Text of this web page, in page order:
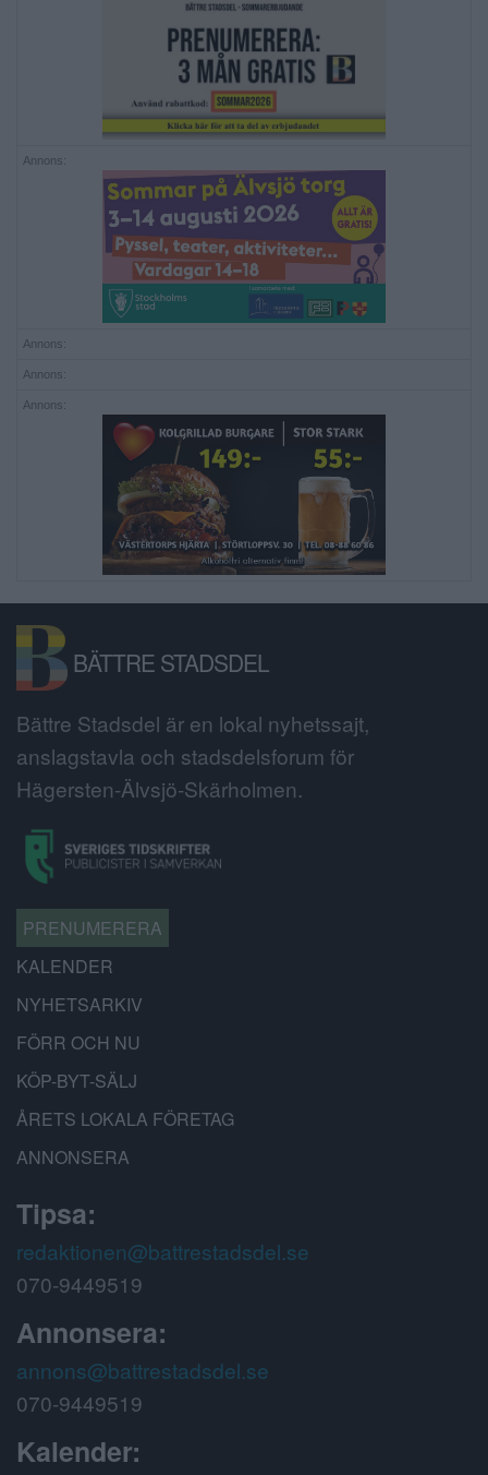
Annons:
Annons:
Annons:
Annons:
BÄTTRE STADSDEL
Bättre Stadsdel är en lokal nyhetssajt,
anslagstavla och stadsdelsforum för
Hägersten-Älvsjö-Skärholmen.
PRENUMERERA
KALENDER
NYHETSARKIV
FÖRR OCH NU
KÖP-BYT-SÄLJ
ÅRETS LOKALA FÖRETAG
ANNONSERA
Tipsa:
redaktionen@battrestadsdel.se
070-9449519
Annonsera:
annons@battrestadsdel.se
070-9449519
Kalender: